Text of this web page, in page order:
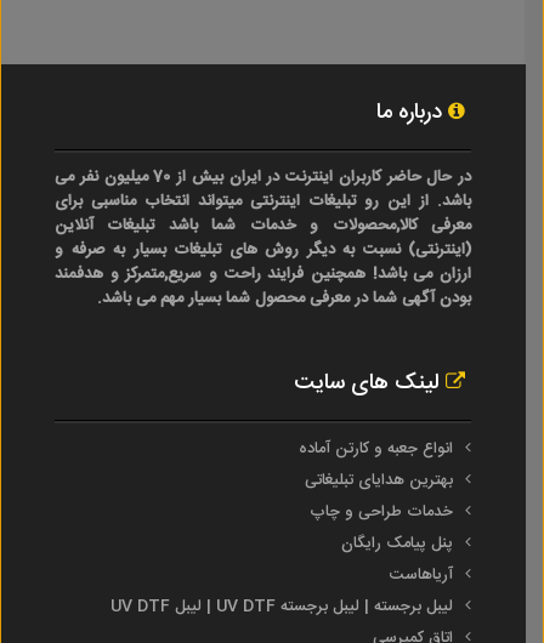
درباره ما
در حال حاضر کاربران اینترنت در ایران بیش از 70 میلیون نفر می
باشد. از این رو تبلیغات اینترنتی میتواند انتخاب مناسبی برای
معرفی کالا,محصولات و خدمات شما باشد تبلیغات آنلاین
(اینترنتی) نسبت به دیگر روش های تبلیغات بسیار به صرفه و
ارزان می باشد! همچنین فرایند راحت و سریع,متمرکز و هدفمند
بودن آگهی شما در معرفی محصول شما بسیار مهم می باشد.
لینک های سایت
انواع جعبه و کارتن آماده
بهترین هدایای تبلیغاتی
خدمات طراحی و چاپ
پنل پیامک رایگان
آریاهاست
لیبل برجسته | لیبل برجسته UV DTF | لیبل UV DTF